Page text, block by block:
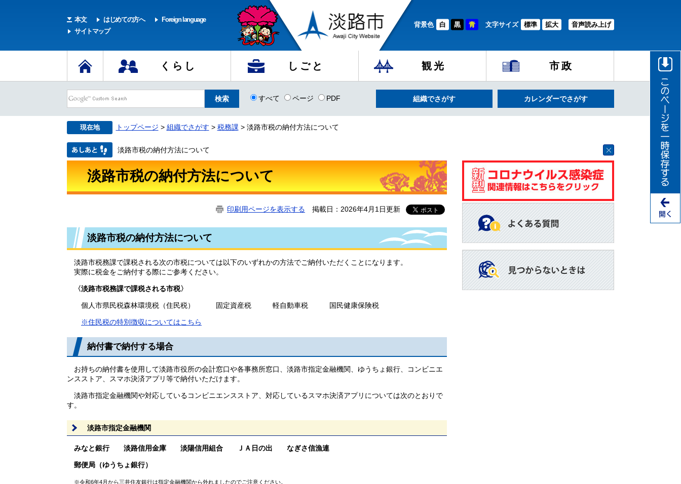
本文 はじめての方へ
Foreign language
サイトマップ
背景色 白 黒 青 文字サイズ 標準 拡大 音声読み上げ
くらし しごと 観光 市政
すべて ページ PDF 組織でさがす カレンダーでさがす
現在地 トップページ > 組織でさがす > 税務課 > 淡路市税の納付方法について
淡路市税の納付方法について
淡路市税の納付方法について
印刷用ページを表示する 掲載日：2026年4月1日更新
淡路市税の納付方法について
淡路市税務課で課税される次の市税については以下のいずれかの方法でご納付いただくことになります。
実際に税金をご納付する際にご参考ください。
〈淡路市税務課で課税される市税〉
個人市県民税森林環境税（住民税） 固定資産税 軽自動車税 国民健康保険税
※住民税の特別徴収についてはこちら
納付書で納付する場合
お持ちの納付書を使用して淡路市役所の会計窓口や各事務所窓口、淡路市指定金融機関、ゆうちょ銀行、コンビニエ
ンスストア、スマホ決済アプリ等で納付いただけます。
淡路市指定金融機関や対応しているコンビニエンスストア、対応しているスマホ決済アプリについては次のとおりで
す。
淡路市指定金融機関
みなと銀行 淡路信用金庫 淡陽信用組合 ＪＡ日の出 なぎさ信漁連
郵便局（ゆうちょ銀行）
※令和6年4月から三井住友銀行は指定金融機関から外れましたのでご注意ください。